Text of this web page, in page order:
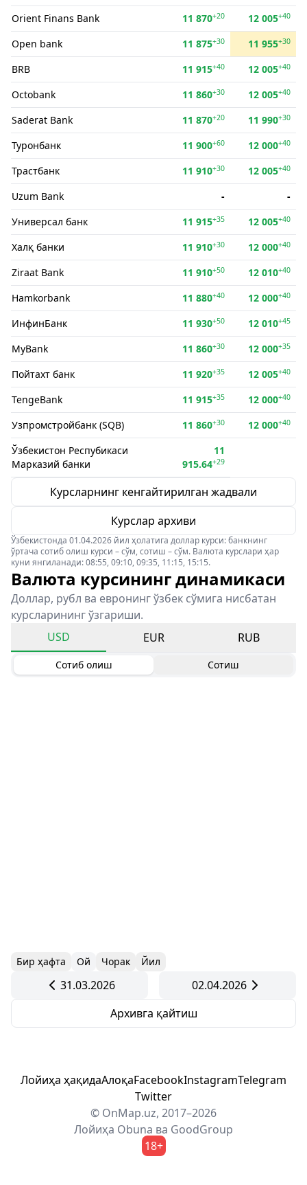
Orient Finans Bank 11 870+20 12 005+40
Open bank 11 875+30 11 955+30
BRB 11 915+40 12 005+40
Octobank 11 860+30 12 005+40
Saderat Bank 11 870+20 11 990+30
Туронбанк 11 900+60 12 000+40
Трастбанк 11 910+30 12 005+40
Uzum Bank -
-
Универсал банк
11 915+35 12 005+40
Халқ банки 11 910+30 12 000+40
Ziraat Bank 11 910+50 12 010+40
Hamkorbank 11 880+40 12 000+40
ИнфинБанк 11 930+50 12 010+45
MyBank 11 860+30 12 000+35
Пойтахт банк 11 920+35 12 005+40
TengeBank 11 915+35 12 000+40
Узпромстройбанк (SQB) 11 860+30 12 000+40
Ўзбекистон Респубикаси
Марказий банки
11
915.64+29
Курсларнинг кенгайтирилган жадвали
Курслар архиви
Ўзбекистонда 01.04.2026 йил ҳолатига доллар курси: банкнинг
ўртача сотиб олиш курси – сўм, сотиш – сўм. Валюта курслари ҳар
куни янгиланади: 08:55, 09:10, 09:35, 11:15, 15:15.
Валюта курсининг динамикаси
Доллар, рубл ва евронинг ўзбек сўмига нисбатан
курсларининг ўзгариши.
USD
EUR RUB
Сотиб олиш Сотиш
Бир ҳафта Ой Чорак Йил
31.03.2026
02.04.2026
Архивга қайтиш
Лойиҳа ҳақидаАлоқаFacebookInstagramTelegram
Twitter
© OnMap.uz, 2017–2026
Лойиҳа Obuna ва GoodGroup
18+